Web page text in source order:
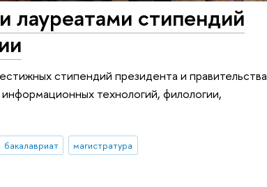
стипендий
стипендий президента и правительства
технологий, филологии,
бакалавриат
магистратура